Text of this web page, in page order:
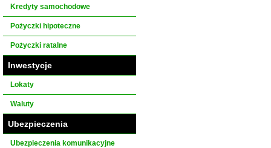
Kredyty samochodowe
Pożyczki hipoteczne
Pożyczki ratalne
Inwestycje
Lokaty
Waluty
Ubezpieczenia
Ubezpieczenia komunikacyjne